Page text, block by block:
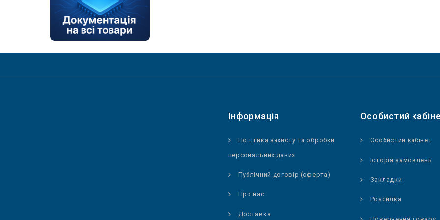
Інформація
Політика захисту та обробки
персональних даних
Публічний договір (оферта)
Про нас
Доставка
Особистий
Особистий кабінет
Історія замовлень
Закладки
Розсилка